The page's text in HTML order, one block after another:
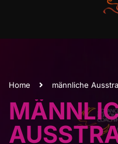
Home männliche